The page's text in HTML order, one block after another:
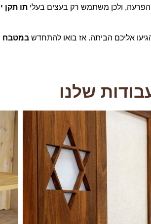
הפרעה, ולכן משתמש רק בעצים בעלי תו תקן
אליכם הביתה. אז בואו להתחדש במטבח
שלנו